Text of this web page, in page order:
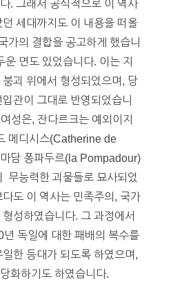
. 그래서 공식적으로 이 역사
세대까지도 이 내용을 떠올
가의 결합을 공고하게 했습니
운 면도 있었습니다. 이는 지
붕괴 위에서 형성되었으며, 당
관이 그대로 반영되었습니
성은, 잔다르크는 예외이지
메디시스(Catherine de
담 퐁파두르(la Pompadour)
무능력한 괴물들로 묘사되었
도 이 역사는 민족주의, 국가
성하였습니다. 그 과정에서
독일에 대한 패배의 복수를
한 등대가 되도록 하였으며,
화하기도 하였습니다.